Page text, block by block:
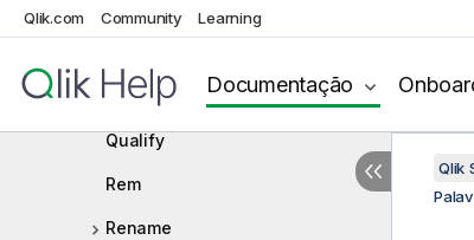
Qlik.com Community Learning
Documentação
Map
NullAsValue
Qualify
Rem
Rename
Qlik